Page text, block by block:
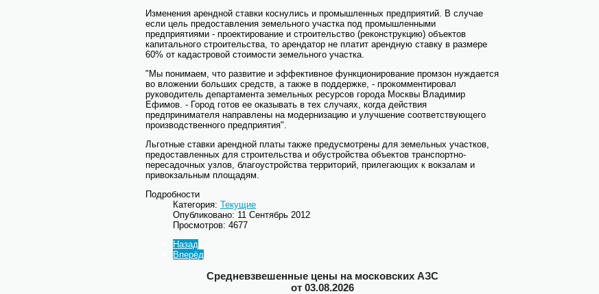
Изменения арендной ставки коснулись и промышленных предприятий. В случае
если цель предоставления земельного участка под промышленными
предприятиями - проектирование и строительство (реконструкцию) объектов
капитального строительства, то арендатор не платит арендную ставку в размере
60% от кадастровой стоимости земельного участка.
"Мы понимаем, что развитие и эффективное функционирование промзон нуждается
во вложении больших средств, а также в поддержке, - прокомментировал
руководитель департамента земельных ресурсов города Москвы Владимир
Ефимов. - Город готов ее оказывать в тех случаях, когда действия
предпринимателя направлены на модернизацию и улучшение соответствующего
производственного предприятия".
Льготные ставки арендной платы также предусмотрены для земельных участков,
предоставленных для строительства и обустройства объектов транспортно-
пересадочных узлов, благоустройства территорий, прилегающих к вокзалам и
привокзальным площадям.
Подробности
Категория: Текущие
Опубликовано: 11 Сентябрь 2012
Просмотров: 4677
Назад
Вперёд
Средневзвешенные цены на московских АЗС
от 03.08.2026